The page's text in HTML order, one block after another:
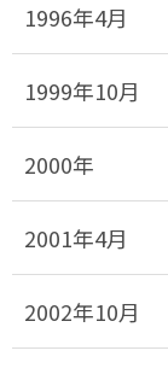
1996年4月
1999年10月
2000年
2001年4月
2002年10月